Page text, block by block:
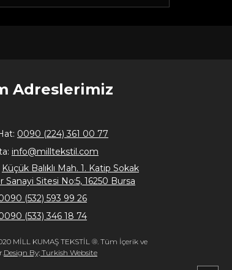
Adreslerimiz
0090 (224) 361 00 77
info@milltekstil.com
Küçük Balıklı Mah. 1. Katip Sokak
Sanayi Sitesi No:5, 16250 Bursa
(532) 593 99 26
(533) 346 18 74
MİLL KUMAŞ TEKSTİL ®. Tüm İçerik ve
Design By; Turkish Website